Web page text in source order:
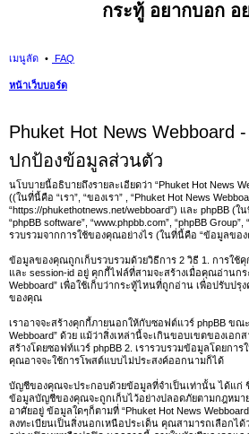
กระทู้ อยากบอก อ
เมนูลัด FAQ
หน้าเว็บบอร์ด
Phuket Hot News Webboard
ปกป้องข้อมูลส่วนตัว
นโบบายนี้อธิบายถึงรายละเอียดว่า “Phuket Hot News
((ในที่นี้คือ “เรา”, “ของเรา” , “Phuket Hot News
“https://phukethotnews.net/webboard”) และ phpBB (ใ
“phpBB software”, “www.phpbb.com”, “phpBB
รวบรวมจากการใช้ของคุณอย่างไร (ในที่นี้คือ “ข้อมูลขอ
ข้อมูลของคุณถูกเก็บรวบรวมด้วยวิธีการ 2 วิธี 1. การใช้
และ session-id อยู่ คุกกี้ไฟล์ที่สามจะสร้างเมื่อคุณอ่านกร
Webboard” เพื่อใช้เก็บว่ากระทู้ไหนที่ถูกอ่าน เพื่อปรับปรุ
ของคุณ
เราอาจจะสร้างคุกกี้ภายนอกให้กับซอฟต์แวร์ phpBB ขณะ
Webboard” ด้วย แม้ว่าสิ่งเหล่านี้จะเกินขอบเขตของเอ
สร้างโดยซอฟท์แวร์ phpBB 2. เรารวบรวมข้อมูลโดยกา
คุณอาจจะใช้การโพสต์แบบไม่ประสงค์ออกนามก็ได้
บัญชีของคุณจะประกอบด้วยข้อมูลที่จำเป็นเท่านั้น ได้แก่
ข้อมูลบัญชีของคุณจะถูกเก็บไว้อย่างปลอดภัยตามกฎหมา
อาศัยอยู่ ข้อมูลใดๆก็ตามที่ “Phuket Hot News
ลงทะเบียนเป็นสิ่งนอกเหนือประเด็น คุณสามารถเลือกไ